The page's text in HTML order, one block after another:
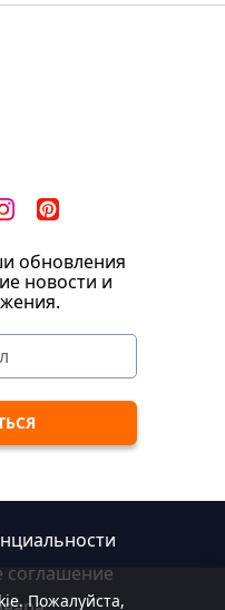
Пожалуйста,
обновления
новости и
соглашение